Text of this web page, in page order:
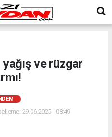
ve rüzgar
29.06.2025 - 08:49